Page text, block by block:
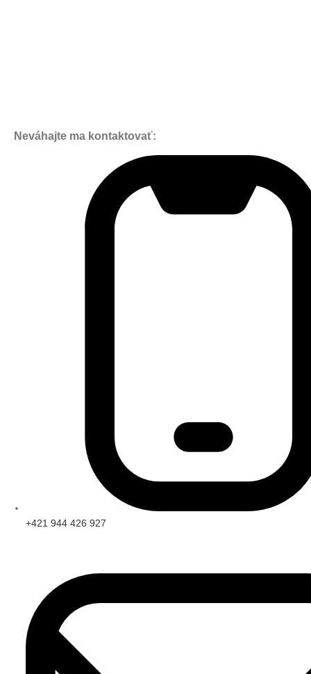
Neváhajte ma kontaktovať:
+421 944 426 927